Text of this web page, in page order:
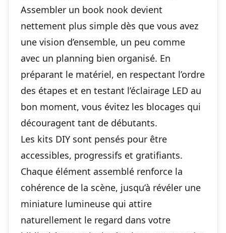
Assembler un book nook devient
nettement plus simple dès que vous avez
une vision d’ensemble, un peu comme
avec un planning bien organisé. En
préparant le matériel, en respectant l’ordre
des étapes et en testant l’éclairage LED au
bon moment, vous évitez les blocages qui
découragent tant de débutants.
Les kits DIY sont pensés pour être
accessibles, progressifs et gratifiants.
Chaque élément assemblé renforce la
cohérence de la scène, jusqu’à révéler une
miniature lumineuse qui attire
naturellement le regard dans votre